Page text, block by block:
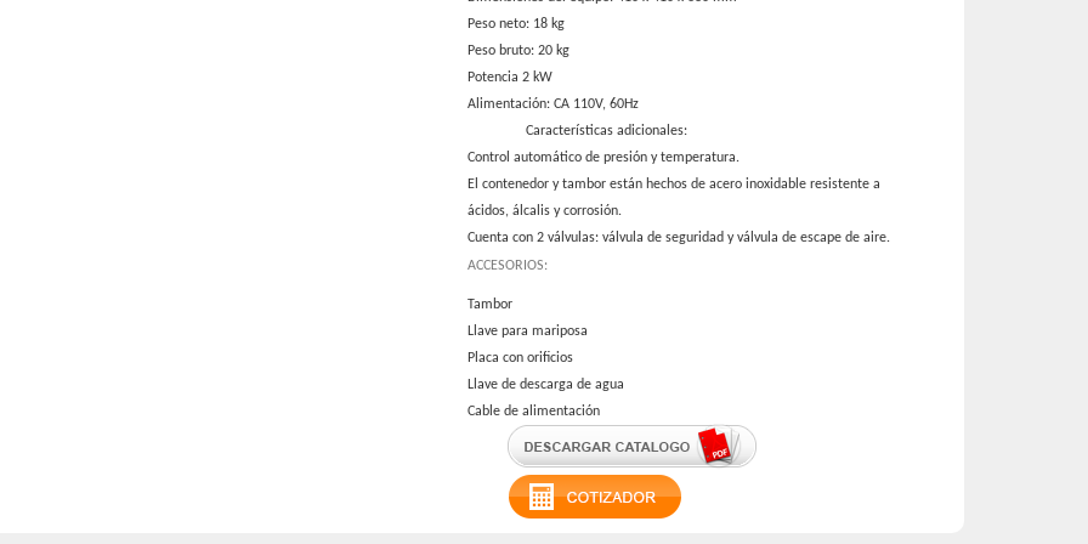
Peso neto: 18 kg
Peso bruto: 20 kg
Potencia 2 kW
Alimentación: CA 110V, 60Hz
Características adicionales:
Control automático de presión y temperatura.
El contenedor y tambor están hechos de acero inoxidable resistente a
ácidos, álcalis y corrosión.
Cuenta con 2 válvulas: válvula de seguridad y válvula de escape de aire.
ACCESORIOS:
Tambor
Llave para mariposa
Placa con orificios
Llave de descarga de agua
Cable de alimentación